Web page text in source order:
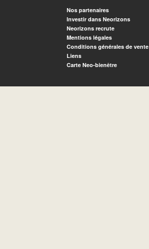
Nos partenaires
Investir dans Neorizons
Neorizons recrute
Mentions légales
Conditions générales de vente
Liens
Carte Neo-bienêtre